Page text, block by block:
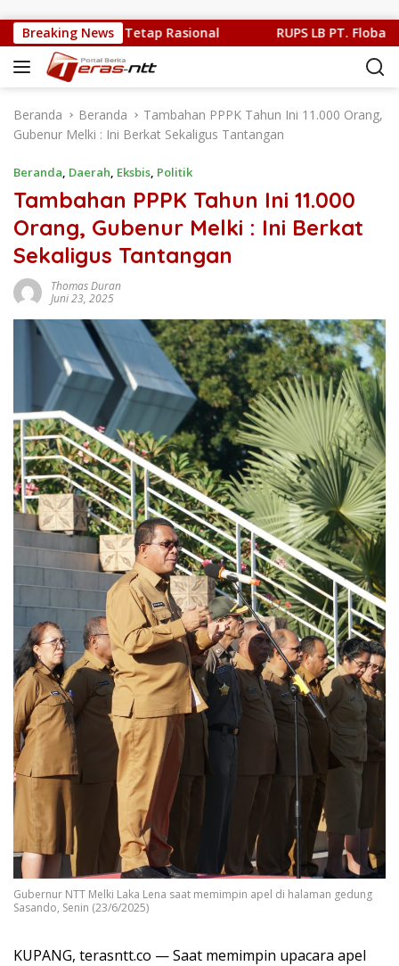
Breaking News
Harus Tetap Rasional RUPS LB PT. Flobamor,
Beranda Beranda
Tambahan PPPK Tahun Ini 11.000 Orang,
Gubenur Melki : Ini Berkat Sekaligus Tantangan
Beranda, Daerah, Eksbis, Politik
Tambahan PPPK Tahun Ini 11.000
Orang, Gubenur Melki : Ini Berkat
Sekaligus Tantangan
Thomas Duran
Juni 23, 2025
Gubernur NTT Melki Laka Lena saat memimpin apel di halaman gedung
Sasando, Senin (23/6/2025)
KUPANG, terasntt.co — Saat memimpin upacara apel